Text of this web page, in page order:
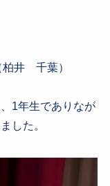
柏井 千葉）
1年生でありなが
した。